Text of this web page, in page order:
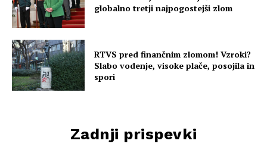
globalno tretji najpogostejši zlom
RTVS pred finančnim zlomom! Vzroki?
Slabo vodenje, visoke plače, posojila in
spori
Zadnji prispevki